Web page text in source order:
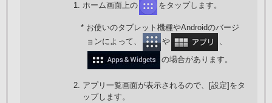
ホーム画面上の
をタップします。
* お使いのタブレット機種やAndroidのバージ
ョンによって、
や
、
の場合があります。
アプリ一覧画面が表示されるので、[設定]をタ
ップします。